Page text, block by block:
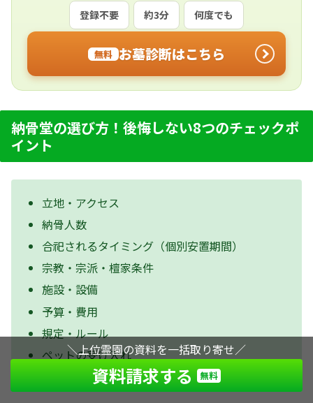
登録不要 約3分 何度でも
無料 お墓診断はこちら
納骨堂の選び方！後悔しない8つのチェックポ
イント
立地・アクセス
納骨人数
合祀されるタイミング（個別安置期間）
宗教・宗派・檀家条件
施設・設備
予算・費用
規定・ルール
ペットの受け入れ
＼上位霊園の資料を一括取り寄せ／
資料請求する 無料